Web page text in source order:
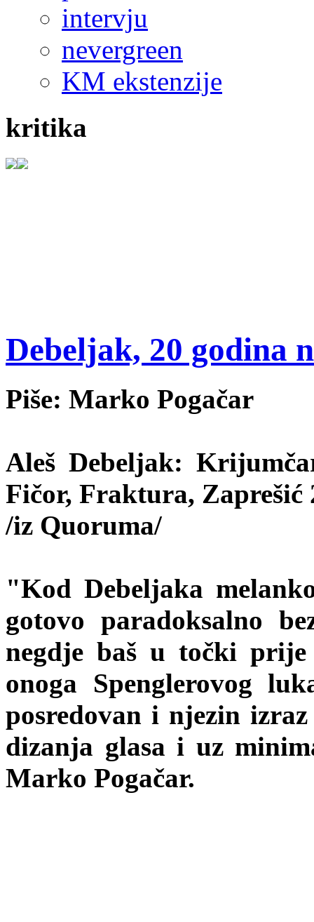
intervju
nevergreen
KM ekstenzije
kritika
Debeljak, 20 godina
Piše: Marko Pogačar
Aleš Debeljak:
Fičor, Fraktura, Zaprešić
/iz Quoruma/
"Kod Debeljaka
gotovo paradoksalno
negdje baš u točki
onoga Spenglerovog
posredovan i njezin
dizanja glasa i uz
Marko Pogačar.